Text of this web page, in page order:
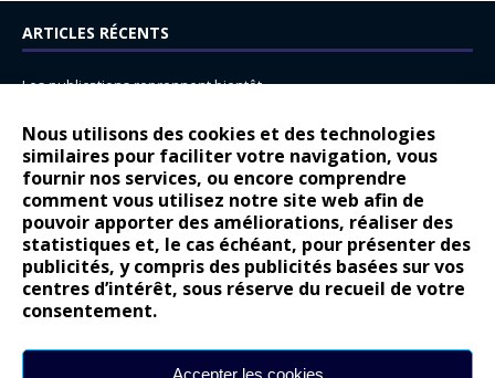
Nous utilisons des cookies et des technologies
similaires pour faciliter votre navigation, vous
fournir nos services, ou encore comprendre
comment vous utilisez notre site web afin de
pouvoir apporter des améliorations, réaliser des
statistiques et, le cas échéant, pour présenter des
publicités, y compris des publicités basées sur vos
centres d’intérêt, sous réserve du recueil de votre
consentement.
Accepter les cookies
ARTICLES RÉCENTS
Les publications reprennent bientôt…
14 juillet : nouveau film de marque pour Citroën
Renault Espace : voyage, voyage…
Peugeot E-208 GTi : naissance d’une légende
COMMENTAIRES RÉCENTS
Bernard Dardartdans
Gilly